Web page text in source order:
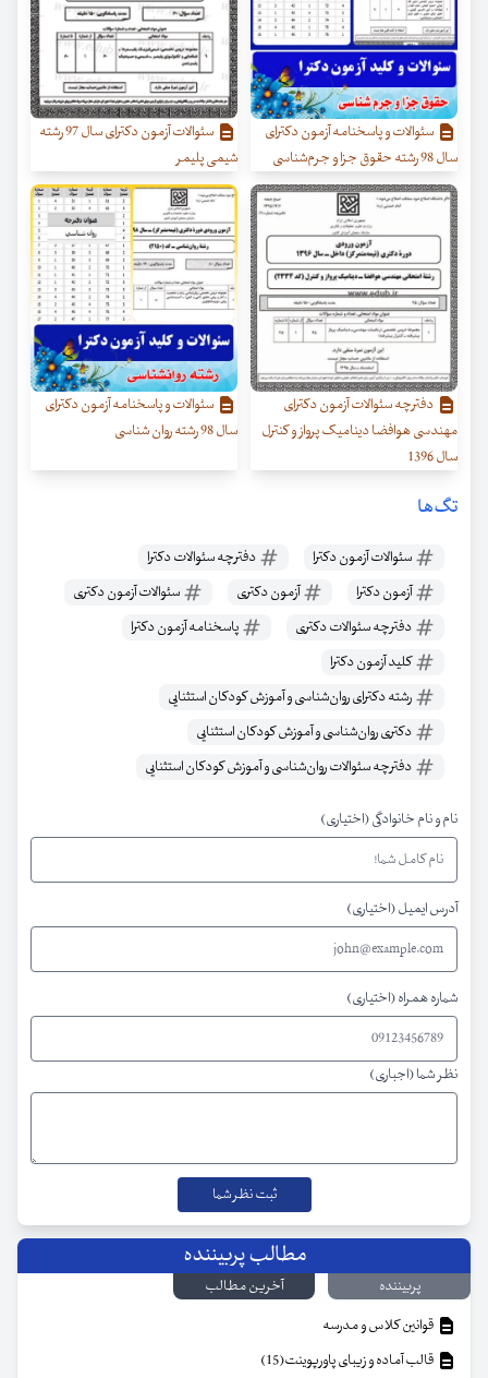
سئوالات و پاسخنامه آزمون دکترای
سال 98 رشته حقوق جزا و جرم‌شناسی
سئوالات آزمون دکترای سال 97 رشته
شیمی پلیمر
دفترچه سئوالات آزمون دکترای
مهندسی هوافضا دینامیک پرواز و کنترل
سال 1396
سئوالات و پاسخنامه آزمون دکترای
سال 98 رشته روان شناسی
تگ‌ها
سئوالات آزمون دکترا
دفترچه سئوالات دکترا
آزمون دکترا
آزمون دکتری
سئوالات آزمون دکتری
دفترچه سئوالات دکتری
پاسخنامه آزمون دکترا
کلید آزمون دکترا
رشته دکترای روان‌شناسی و آموزش کودکان استثنایی
دکتری روان‌شناسی و آموزش کودکان استثنایی
دفترچه سئوالات روان‌شناسی و آموزش کودکان استثنایی
نام و نام خانوادگی (اختیاری)
آدرس ایمیل (اختیاری)
شماره همراه (اختیاری)
نظر شما (اجباری)
مطالب پربیننده
پربیننده
آخرین مطالب
قوانین کلاس و مدرسه
قالب آماده و زیبای پاورپوینت(15)